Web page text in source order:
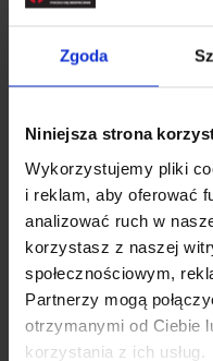
Zgoda
Niniejsza strona
Wykorzystujemy pliki
i reklam, aby oferować
analizować ruch w
korzystasz z naszej
społecznościowym,
Partnerzy mogą
otrzymanymi od Ciebie
korzystania z ich usług.
Gaz pieprzowy
ml OC UV
30,00 zł
Dodaj do